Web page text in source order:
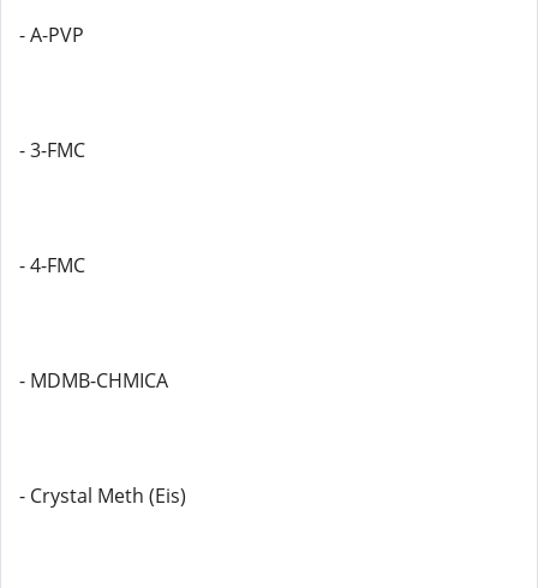
- A-PVP
- 3-FMC
- 4-FMC
- MDMB-CHMICA
- Crystal Meth (Eis)